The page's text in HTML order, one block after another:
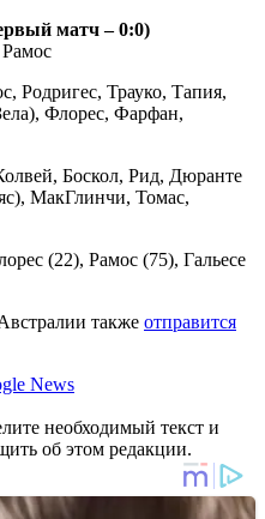
матч – 0:0)
Родригес, Трауко, Тапия,
Флорес, Фарфан,
Боскол, Рид, Дюранте
МакГлинчи, Томас,
(22), Рамос (75), Гальесе
также отправится
News
необходимый текст и
об этом редакции.